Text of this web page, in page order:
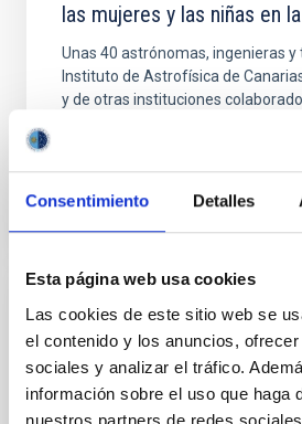
Consentimiento Detalles
Esta página web usa cookies
Las cookies de este sitio web se
el contenido y los anuncios,
sociales y analizar el tráfico.
información sobre el uso que haga
nuestros partners de redes
las mujeres y las niñas en
Unas 40 astrónomas, ingenieras y
Instituto de Astrofísica de
y de otras instituciones
NOTICIA
Actividades por el Día del
Con motivo de esta celebración,
impacto del bólido de Tunguska